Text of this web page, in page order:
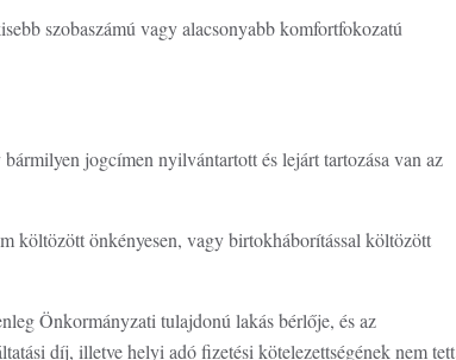
szobaszámú vagy alacsonyabb komfortfokozatú
jogcímen nyilvántartott és lejárt tartozása van az
költözött önkényesen, vagy birtokháborítással költözött
Önkormányzati tulajdonú lakás bérlője, és az
díj, illetve helyi adó fizetési kötelezettségének nem tett